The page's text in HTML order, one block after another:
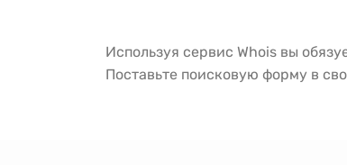
Используя сервис Whois вы
Поставьте поисковую форму в